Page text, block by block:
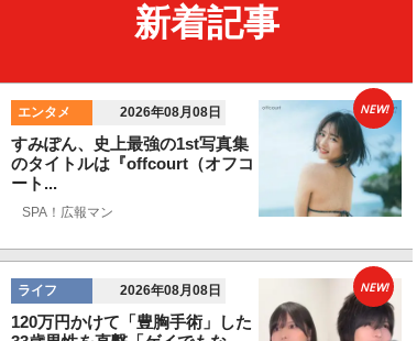
新着記事
エンタメ 2026年08月08日
すみぽん、史上最強の1st写真集
のタイトルは『offcourt（オフコ
ート...
SPA！広報マン
NEW!
ライフ 2026年08月08日
120万円かけて「豊胸手術」した
NEW!